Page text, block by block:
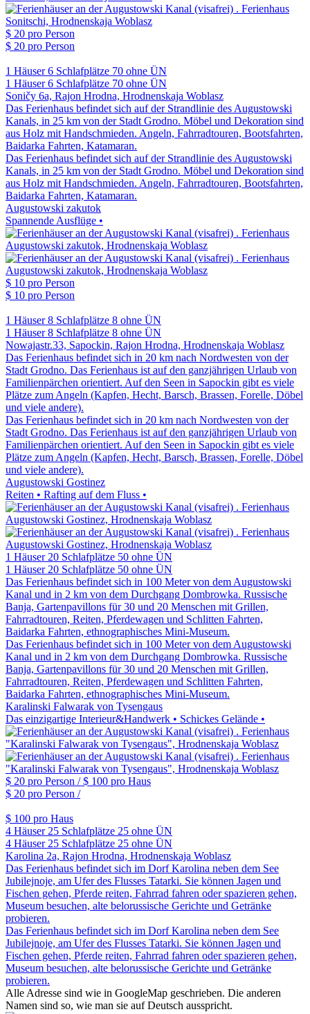
$ 20 pro Person
$ 20 pro Person
1 Häuser 6 Schlafplätze 70 ohne ÜN
1 Häuser 6 Schlafplätze 70 ohne ÜN
Soničy 6a, Rajon Hrodna, Hrodnenskaja Woblasz
Das Ferienhaus befindet sich auf der Strandlinie des Augustowski
Kanals, in 25 km von der Stadt Grodno. Möbel und Dekoration sind
aus Holz mit Handschmieden. Angeln, Fahrradtouren, Bootsfahrten,
Baidarka Fahrten, Katamaran.
Das Ferienhaus befindet sich auf der Strandlinie des Augustowski
Kanals, in 25 km von der Stadt Grodno. Möbel und Dekoration sind
aus Holz mit Handschmieden. Angeln, Fahrradtouren, Bootsfahrten,
Baidarka Fahrten, Katamaran.
Augustowski zakutok
Spannende Ausflüge •
$ 10 pro Person
$ 10 pro Person
1 Häuser 8 Schlafplätze 8 ohne ÜN
1 Häuser 8 Schlafplätze 8 ohne ÜN
Nowajastr.33, Sapockin, Rajon Hrodna, Hrodnenskaja Woblasz
Das Ferienhaus befindet sich in 20 km nach Nordwesten von der
Stadt Grodno. Das Ferienhaus ist auf den ganzjährigen Urlaub von
Familienpärchen orientiert. Auf den Seen in Sapockin gibt es viele
Plätze zum Angeln (Kapfen, Hecht, Barsch, Brassen, Forelle, Döbel
und viele andere).
Das Ferienhaus befindet sich in 20 km nach Nordwesten von der
Stadt Grodno. Das Ferienhaus ist auf den ganzjährigen Urlaub von
Familienpärchen orientiert. Auf den Seen in Sapockin gibt es viele
Plätze zum Angeln (Kapfen, Hecht, Barsch, Brassen, Forelle, Döbel
und viele andere).
Augustowski Gostinez
Reiten • Rafting auf dem Fluss •
1 Häuser 20 Schlafplätze 50 ohne ÜN
1 Häuser 20 Schlafplätze 50 ohne ÜN
Das Ferienhaus befindet sich in 100 Meter von dem Augustowski
Kanal und in 2 km von dem Durchgang Dombrowka. Russische
Banja, Gartenpavillons für 30 und 20 Menschen mit Grillen,
Fahrradtouren, Reiten, Pferdewagen und Schlitten Fahrten,
Baidarka Fahrten, ethnographisches Mini-Museum.
Das Ferienhaus befindet sich in 100 Meter von dem Augustowski
Kanal und in 2 km von dem Durchgang Dombrowka. Russische
Banja, Gartenpavillons für 30 und 20 Menschen mit Grillen,
Fahrradtouren, Reiten, Pferdewagen und Schlitten Fahrten,
Baidarka Fahrten, ethnographisches Mini-Museum.
Karalinski Falwarak von Tysengaus
Das einzigartige Interieur&Handwerk • Schickes Gelände •
$ 20 pro Person /$ 100 pro Haus
$ 20 pro Person /
$ 100 pro Haus
4 Häuser 25 Schlafplätze 25 ohne ÜN
4 Häuser 25 Schlafplätze 25 ohne ÜN
Karolina 2a, Rajon Hrodna, Hrodnenskaja Woblasz
Das Ferienhaus befindet sich im Dorf Karolina neben dem See
Jubilejnoje, am Ufer des Flusses Tatarki. Sie können Jagen und
Fischen gehen, Pferde reiten, Fahrrad fahren oder spazieren gehen,
Museum besuchen, alte belorussische Gerichte und Getränke
probieren.
Das Ferienhaus befindet sich im Dorf Karolina neben dem See
Jubilejnoje, am Ufer des Flusses Tatarki. Sie können Jagen und
Fischen gehen, Pferde reiten, Fahrrad fahren oder spazieren gehen,
Museum besuchen, alte belorussische Gerichte und Getränke
probieren.
Alle Adresse sind wie in GoogleMap geschrieben. Die anderen
Namen sind so, wie man sie auf Deutsch ausspricht.